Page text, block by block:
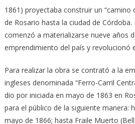
1861) proyectaba construir un “camino
de Rosario hasta la ciudad de
comenzó a materializarse nueve años
emprendimiento del país y revolucionó
Para realizar la obra se contrató a la
ingleses denominada “Ferro-Carril
dio por iniciada en mayo de 1863 en
para el público de la siguiente manera:
mayo de 1866; hasta Fraile Muerto